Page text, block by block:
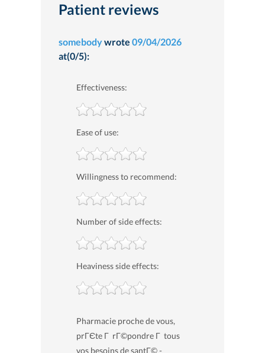
Patient reviews
somebodywrote 09/04/2026
at(0/5):
Effectiveness:
Ease of use:
Willingness to recommend:
Number of side effects:
Heaviness side effects:
Pharmacie proche de vous,
prГЄte Г rГ©pondre Г tous
vos besoins de santГ© -